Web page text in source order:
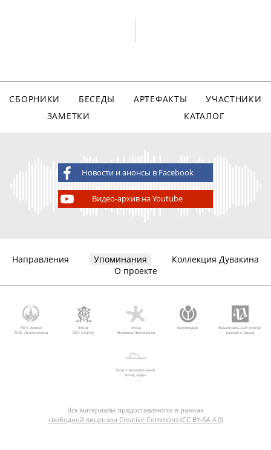
СБОРНИКИ БЕСЕДЫ АРТЕФАКТЫ
УЧАСТНИКИ
ЗАМЕТКИ
КАТАЛОГ
Новости и анонсы в Facebook
Видео-архив на Youtube
Направления Упоминания
Коллекция Дувакина
О проекте
МГУ имени
М.В. Ломоносова
Фонд
AVC Charity
Фонд
Михаила Прохорова
Викимедиа
Национальный корпус
русского языка
Благотворительный
фонд «Дар»
Все материалы предоставляются в рамках
свободной лицензии Creative Commons (CC BY-SA 4.0)